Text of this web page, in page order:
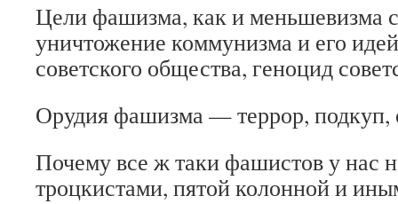
Цели фашизма, как и меньшевизма
уничтожение коммунизма и его
советского общества, геноцид
Орудия фашизма — террор,
Почему все ж таки фашистов у нас
троцкистами, пятой колонной и